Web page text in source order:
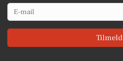
Email
Tilmeld